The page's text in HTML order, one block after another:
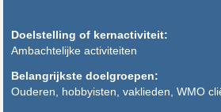
Doelstelling of kernactiviteit:
Ambachtelijke activiteiten
Belangrijkste doelgroepen:
Ouderen, hobbyisten, vaklieden, WMO